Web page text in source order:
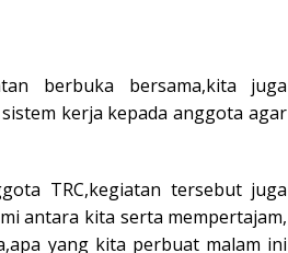
berbuka bersama,kita juga
kerja kepada anggota agar
TRC,kegiatan tersebut juga
antara kita serta mempertajam,
yang kita perbuat malam ini